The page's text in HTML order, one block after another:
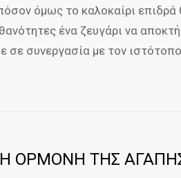
όμως το καλοκαίρι επιδρά
ένα ζευγάρι να
σε συνεργασία με τον
ΟΡΜΟΝΗ ΤΗΣ